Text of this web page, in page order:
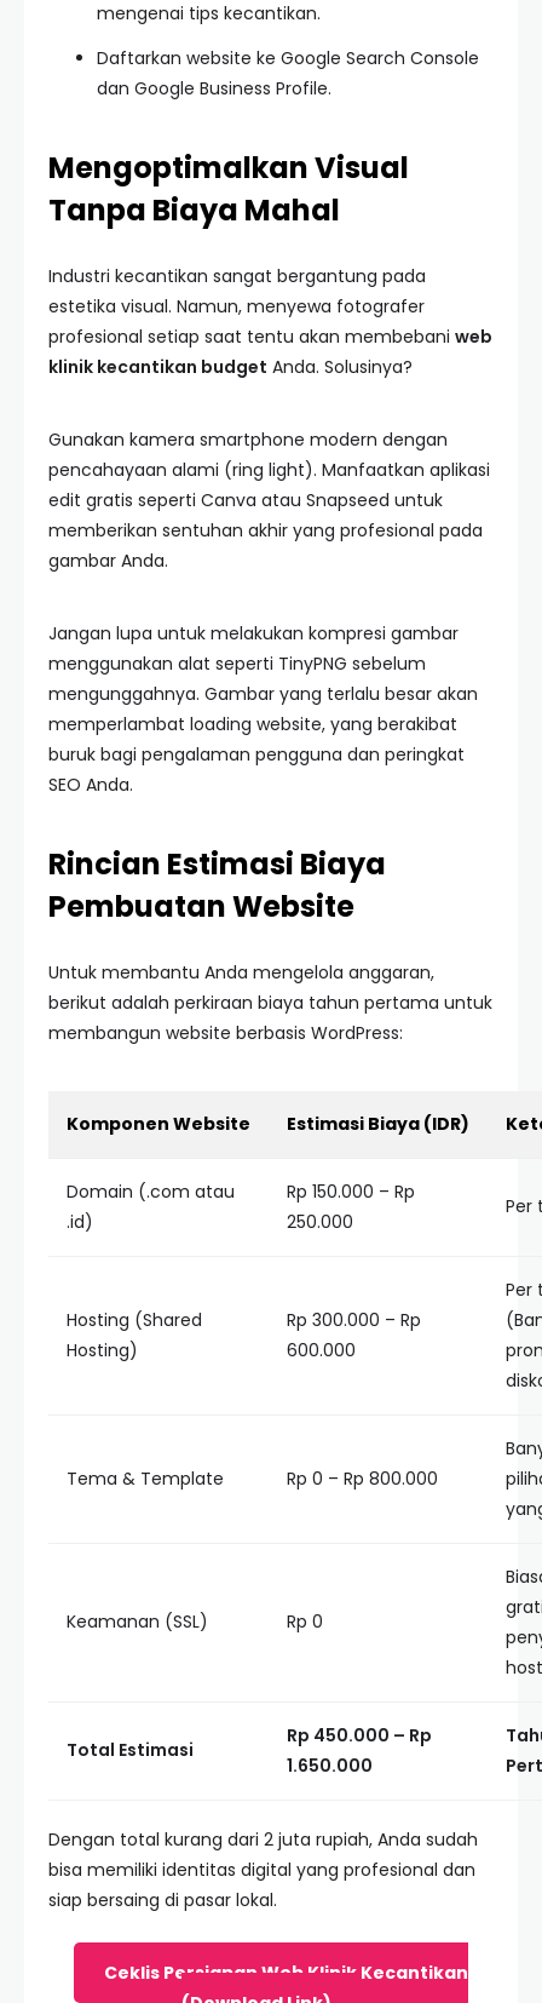
mengenai tips kecantikan.
Daftarkan website ke Google Search Console
dan Google Business Profile.
Mengoptimalkan Visual
Tanpa Biaya Mahal
Industri kecantikan sangat bergantung pada
estetika visual. Namun, menyewa fotografer
profesional setiap saat tentu akan membebani web
klinik kecantikan budget Anda. Solusinya?
Gunakan kamera smartphone modern dengan
pencahayaan alami (ring light). Manfaatkan aplikasi
edit gratis seperti Canva atau Snapseed untuk
memberikan sentuhan akhir yang profesional pada
gambar Anda.
Jangan lupa untuk melakukan kompresi gambar
menggunakan alat seperti TinyPNG sebelum
mengunggahnya. Gambar yang terlalu besar akan
memperlambat loading website, yang berakibat
buruk bagi pengalaman pengguna dan peringkat
SEO Anda.
Rincian Estimasi Biaya
Pembuatan Website
Untuk membantu Anda mengelola anggaran,
berikut adalah perkiraan biaya tahun pertama untuk
membangun website berbasis WordPress:
Komponen Website Estimasi Biaya (IDR)
Domain (.com atau
.id)
Rp 150.000 – Rp
250.000
Per
Hosting (Shared
Hosting)
Rp 300.000 – Rp
600.000
Per
Tema & Template Rp 0 – Rp 800.000
Keamanan (SSL) Rp 0
Total Estimasi
Rp 450.000 – Rp
1.650.000
Dengan total kurang dari 2 juta rupiah, Anda sudah
bisa memiliki identitas digital yang profesional dan
siap bersaing di pasar lokal.
Ceklis Persiapan Web Klinik Kecantikan